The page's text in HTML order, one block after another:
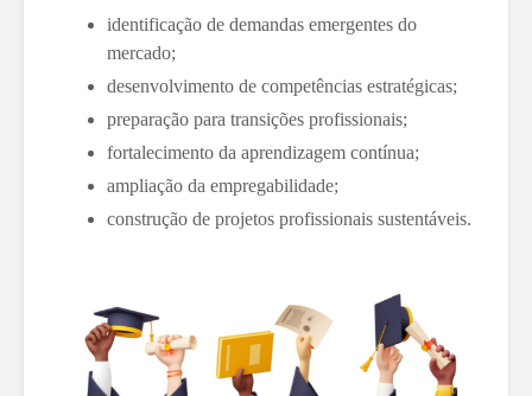
identificação de demandas emergentes do
mercado;
desenvolvimento de competências estratégicas;
preparação para transições profissionais;
fortalecimento da aprendizagem contínua;
ampliação da empregabilidade;
construção de projetos profissionais sustentáveis.